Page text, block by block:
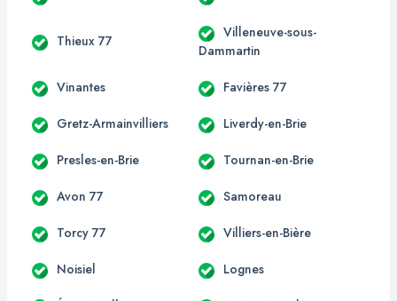
Thieux 77
Villeneuve-sous-
Dammartin
Vinantes Favières 77
Gretz-Armainvilliers Liverdy-en-Brie
Presles-en-Brie Tournan-en-Brie
Avon 77 Samoreau
Torcy 77 Villiers-en-Bière
Noisiel Lognes